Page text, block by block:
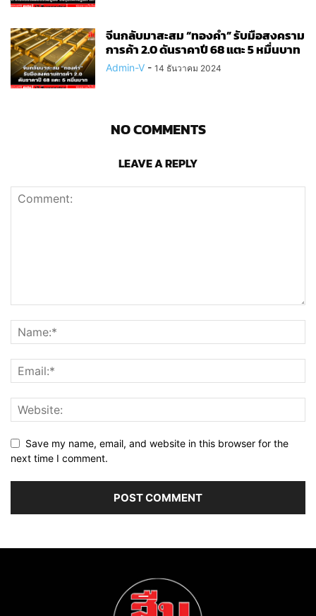
จีนกลับมาสะสม “ทองคำ” รับมือสงคราม
การค้า 2.0 ดันราคาปี 68 แตะ 5 หมื่นบาท
Admin-V - 14 ธันวาคม 2024
NO COMMENTS
LEAVE A REPLY
Save my name, email, and website in this browser for the
next time I comment.